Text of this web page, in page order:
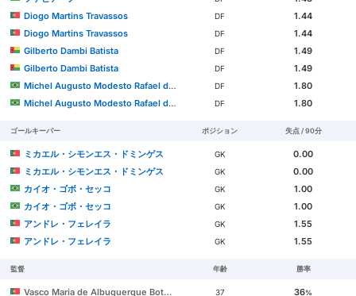
Diogo Martins Travassos
DF
1.44
Diogo Martins Travassos
DF
1.44
Gilberto Dambi Batista
DF
1.49
Gilberto Dambi Batista
DF
1.49
Michel Augusto Modesto Rafael dos Santos
DF
1.80
Michel Augusto Modesto Rafael dos Santos
DF 1.80
ゴールキーパー ポジション 失点 / 90分
ミカエル・シモンエス・ドミンゲス GK
0.00
ミカエル・シモンエス・ドミンゲス
GK
0.00
カイオ・ゴボ・セッコ
GK
1.00
カイオ・ゴボ・セッコ
GK
1.00
アンドレ・フェレイラ
GK
1.55
アンドレ・フェレイラ
GK 1.55
監督 年齢 勝率
Vasco Maria de Albuquerque Botelho da Costa 37 36%